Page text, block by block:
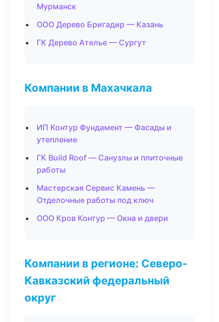
Мурманск
ООО Дерево Бригадир — Казань
ГК Дерево Ателье — Сургут
Компании в Махачкала
ИП Контур Фундамент — Фасады и
утепление
ГК Build Roof — Санузлы и плиточные
работы
Мастерская Сервис Камень —
Отделочные работы под ключ
ООО Кров Контур — Окна и двери
Компании в регионе: Северо-
Кавказский федеральный
округ